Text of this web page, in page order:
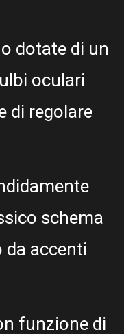
dotate di un
oculari
di regolare
schema
da accenti
funzione di